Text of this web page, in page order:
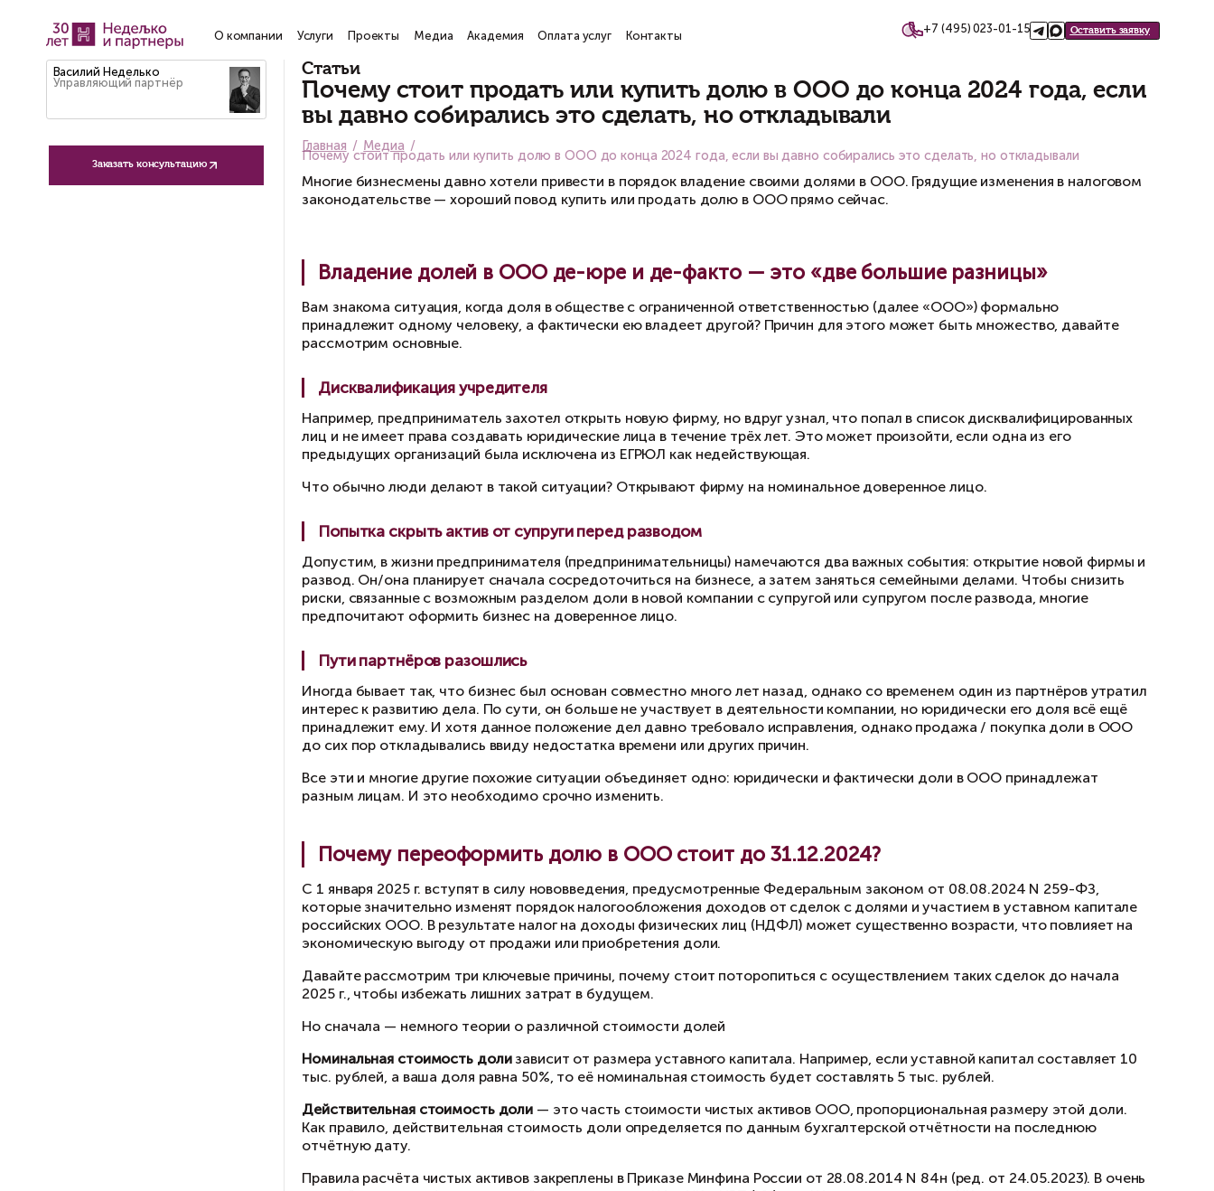
О компании Услуги Проекты Медиа Академия Оплата услуг +7
Василий Неделько
Статьи
Почему стоит продать или купить долю в ООО до конца
вы давно собирались это сделать, но откладывали
Главная Медиа
Почему стоит продать или купить долю в ООО до конца 2024 года, если вы давно собирались это
Владение долей в ООО де-юре и де-факто — это «две большие
Вам знакома ситуация, когда доля в обществе с ограниченной ответственностью (далее
рассмотрим основные.
Дисквалификация учредителя
Например, предприниматель захотел открыть новую фирму, но вдруг узнал, что попал в
лиц и не имеет права создавать юридические лица в течение трёх лет. Это может произойти,
предыдущих организаций была исключена из ЕГРЮЛ как недействующая.
Что обычно люди делают в такой ситуации? Открывают фирму на номинальное доверенное
Попытка скрыть актив от супруги перед разводом
Допустим, в жизни предпринимателя (предпринимательницы) намечаются два важных
развод. Он/она планирует сначала сосредоточиться на бизнесе, а затем заняться семейными
риски, связанные с возможным разделом доли в новой компании с супругой или супругом
предпочитают оформить бизнес на доверенное лицо.
Иногда бывает так, что бизнес был основан совместно много лет назад, однако со временем
интерес к развитию дела. По сути, он больше не участвует в деятельности компании, но
принадлежит ему. И хотя данное положение дел давно требовало исправления, однако
до сих пор откладывались ввиду недостатка времени или других причин.
Все эти и многие другие похожие ситуации объединяет одно: юридически и фактически доли
разным лицам. И это необходимо срочно изменить.
Почему переоформить долю в ООО стоит до 31.12.2024?
С 1 января 2025 г. вступят в силу нововведения, предусмотренные Федеральным законом от
которые значительно изменят порядок налогообложения доходов от сделок с долями и
российских ООО. В результате налог на доходы физических лиц (НДФЛ) может существенно
экономическую выгоду от продажи или приобретения доли.